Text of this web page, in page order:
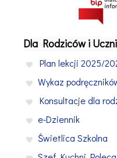
Dla Rodziców i
Plan lekcji 2025/
Wykaz
Konsultacje dla
e-Dziennik
Świetlica Szkolna